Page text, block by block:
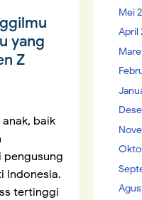
yang
Z
baik
pengusung
Indonesia.
tertinggi
Mei
April